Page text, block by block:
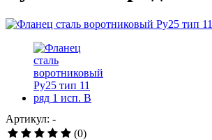
Артикул: -
(0)